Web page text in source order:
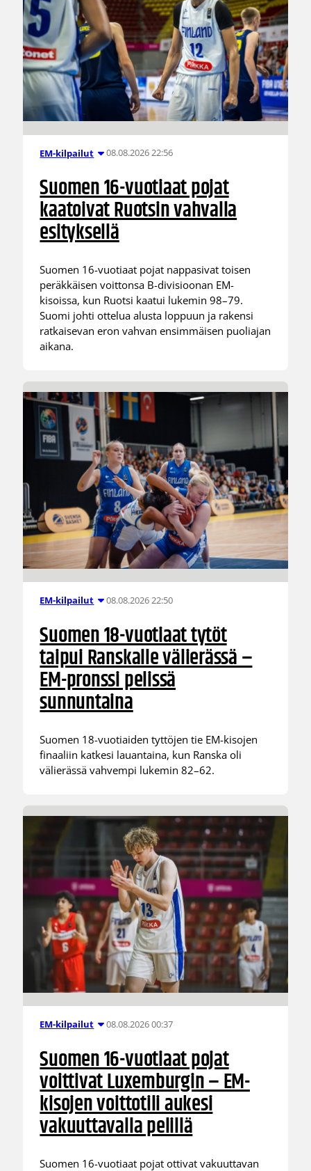
EM-kilpailut 08.08.2026 22:56
Suomen 16-vuotiaat pojat
kaatoivat Ruotsin vahvalla
esityksellä
Suomen 16-vuotiaat pojat nappasivat toisen
peräkkäisen voittonsa B-divisioonan EM-
kisoissa, kun Ruotsi kaatui lukemin 98–79.
Suomi johti ottelua alusta loppuun ja rakensi
ratkaisevan eron vahvan ensimmäisen puoliajan
aikana.
EM-kilpailut 08.08.2026 22:50
Suomen 18-vuotiaat tytöt
taipui Ranskalle välierässä –
EM-pronssi pelissä
sunnuntaina
Suomen 18-vuotiaiden tyttöjen tie EM-kisojen
finaaliin katkesi lauantaina, kun Ranska oli
välierässä vahvempi lukemin 82–62.
EM-kilpailut 08.08.2026 00:37
Suomen 16-vuotiaat pojat
voittivat Luxemburgin – EM-
kisojen voittotili aukesi
vakuuttavalla pelillä
Suomen 16-vuotiaat pojat ottivat vakuuttavan